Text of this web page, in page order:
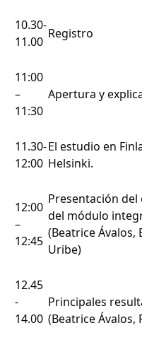
10.30-
11.00
Registro
11:00
–
11:30
Apertura y
11.30-
12:00
El estudio en
Helsinki.
12:00
–
12:45
Presentación
del módulo
(Beatrice Ávalos,
Uribe)
12.45
-
14.00
Principales
(Beatrice Ávalos,